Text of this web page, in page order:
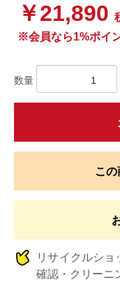
￥21,890
※会員なら1%ポイ
数量
この
リサイクルシ
確認・クリーニ